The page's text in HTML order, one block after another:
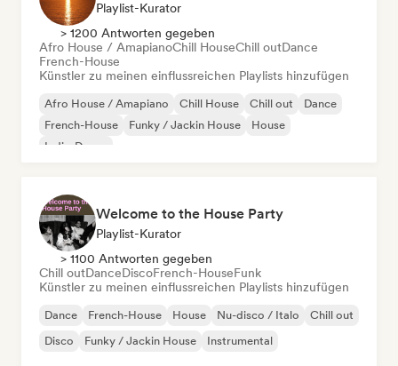
Playlist-Kurator
> 1200 Antworten gegeben
Afro House / AmapianoChill HouseChill outDance
French-House
Künstler zu meinen einflussreichen Playlists hinzufügen
Afro House / Amapiano Chill House Chill out
Dance
French-House
Funky / Jackin House
House
Indie-Dance
Welcome to the House Party
Playlist-Kurator
> 1100 Antworten gegeben
Chill outDanceDiscoFrench-HouseFunk
Künstler zu meinen einflussreichen Playlists hinzufügen
Dance French-House House Nu-disco / Italo
Chill out
Disco
Funky / Jackin House Instrumental